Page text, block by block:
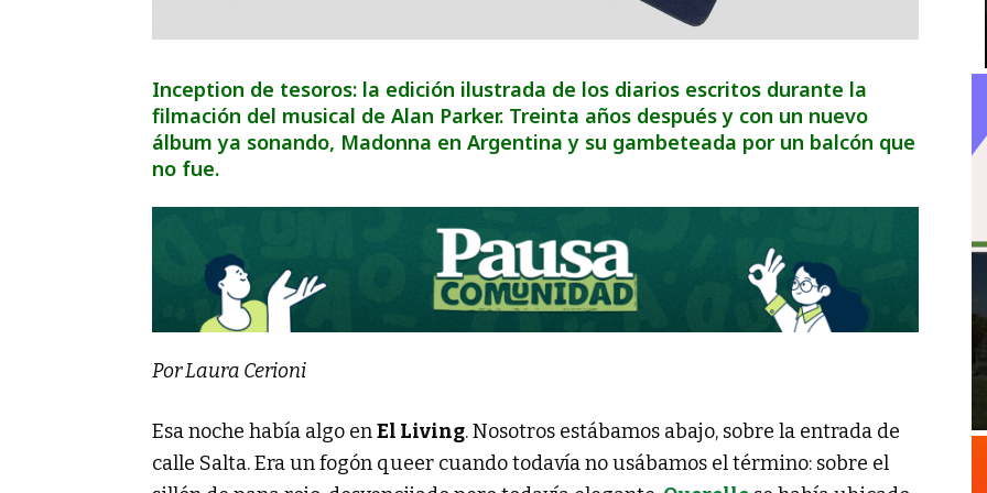
Inception de tesoros: la edición ilustrada de los diarios escritos durante la
filmación del musical de Alan Parker. Treinta años después y con un nuevo
álbum ya sonando, Madonna en Argentina y su gambeteada por un balcón que
no fue.
Por Laura Cerioni
Esa noche había algo enEl Living. Nosotros estábamos abajo, sobre la entrada de
calle Salta. Era un fogón queer cuando todavía no usábamos el término: sobre el